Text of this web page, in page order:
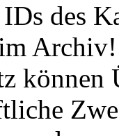
des
Archiv!
können